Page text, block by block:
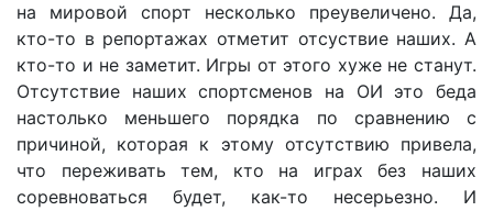
на мировой спорт несколько преувеличено. Да,
кто-то в репортажах отметит отсуствие наших. А
кто-то и не заметит. Игры от этого хуже не станут.
Отсутствие наших спортсменов на ОИ это беда
настолько меньшего порядка по сравнению с
причиной, которая к этому отсутствию привела,
что переживать тем, кто на играх без наших
соревноваться будет, как-то несерьезно. И